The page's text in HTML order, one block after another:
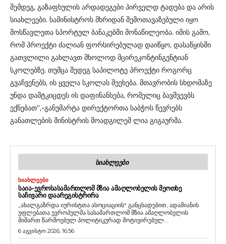
შემდეგ, გაზაფხულის არდადეგები პირველდ ტადება და არის
სიახლეები. სამინისტროს მხრიდან შემოთავაზებული იყო
მოსწავლეთა სპორტულ ბანაკებში მონაწილეობა. იმის გამო,
რომ პროექტი ძალიან ფორსირებულად დაიწყო, დასაწყისში
გათვლილი გახლავთ მხოლოდ მცირეკონტინგენტიან
სკოლებზე. თუმცა შედეგ საპილოტე პროექტი როგორც
გვაჩვენებს, ის ყველა სკოლას შეეხება. მთავრობის სხდომაზე
უნდა დამტკიცდეს ის დაფინანსება, რომელიც ბავშვევბს
ექნებათ“,-განუმარტა დირექტორთა საბჭოს წევრებს
განათლების მინისტრის მოადგილემ ლია გიგაურმა.
ᲡᲘᲐᲮᲚᲔᲔᲑᲘ
ᲡᲘᲐᲮᲚᲔᲔᲑᲘ
ᲡᲐᲘᲐ-ᲔᲕᲠᲝᲡᲐᲡᲐᲛᲐᲠᲗᲚᲝᲛ ᲛᲖᲘᲐ ᲐᲛᲐᲦᲚᲝᲑᲔᲚᲘᲡ ᲛᲔᲝᲗᲮᲔ
ᲡᲐᲩᲘᲕᲐᲠᲘ ᲓᲐᲐᲠᲔᲒᲘᲡᲢᲠᲘᲠᲐ
„ახალგაზრდა იურისტთა ასოციაციის“ განცხადებით, ადამიანის
უფლებათა ევროპულმა სასამართლომ მზია ამაღლობელის
მიმართ წარმოებულ პოლიტიკურად მოტივირებულ...
6 აგვისტო 2026, 16:56